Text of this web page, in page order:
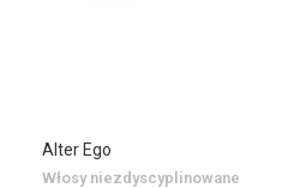
Alter Ego
Włosy niezdyscyplinowane